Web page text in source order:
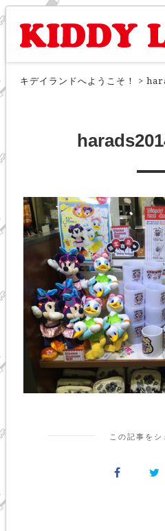
キデイランドへようこそ！ >
この記事をシ